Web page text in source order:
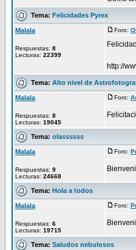
Tema: Felicidades Pyrex
Malala
Respuestas: 8
Lecturas: 22399
Foro:
http://
Tema: Alto nivel de
Malala
Respuestas: 8
Lecturas: 19045
Foro:
Tema: olassssss
Malala
Respuestas: 9
Lecturas: 24668
Foro:
Tema: Hola a todos
Malala
Respuestas: 6
Lecturas: 19715
Foro:
Tema: Saludos nebulosos